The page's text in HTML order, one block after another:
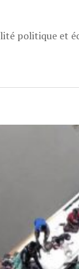
politique et